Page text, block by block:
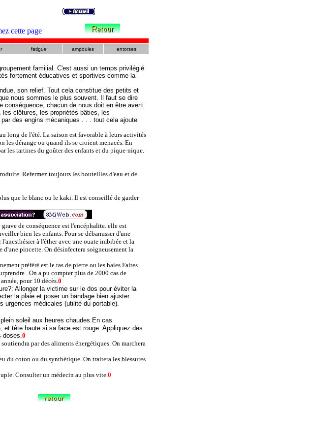
cette page
fatigue ampoules entorses
familial. C'est aussi un temps privilégié
fortement éducatives et sportives comme la
son relief. Tout cela constitue des petits et
nous sommes le plus souvent. Il faut se dire
chacun de nous doit en être averti
clôtures, les propriétés bâties, les
des engins mécaniques . . . tout cela ajoute
long de l'été. La saison est favorable à leurs activités
les dérange ou quand ils se croient menacés. En
les tartines du goûter des enfants et du pique-nique.
Refermez toujours les bouteilles d'eau et de
que le blanc ou le kaki. Il est conseillé de garder
de conséquence est l'encéphalite. elle est
bien les enfants. Pour se débarrasser d'une
à l'éther avec une ouate imbibée et la
d'une pincette. On désinfectera soigneusement la
préféré est le tas de pierre ou les haies.Faites
. On a pu compter plus de 2000 cas de
pour 10 décès.0
Allonger la victime sur le dos pour éviter la
la plaie et poser un bandage bien ajuster
urgences médicales (utilité du portable).
soleil aux heures chaudes.En cas
tête haute si sa face est rouge. Appliquez des
doses.0
par des aliments énergétiques. On marchera
du coton ou du synthétique. On traitera les blessures
Consulter un médecin au plus vite.0